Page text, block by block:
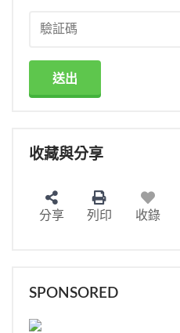
送出
收藏與分享
分享 列印 收錄
SPONSORED